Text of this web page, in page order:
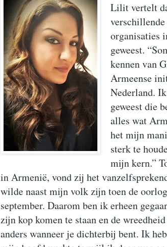
Lilit vertelt
organisaties
geweest.
kennen van
Armeense
Nederland.
geweest die
alles wat
het mijn
sterk te
mijn kern.”
in Armenië, vond zij het
wilde naast mijn volk zijn toen de
september. Daarom ben ik erheen
zijn kop komen te staan en de
anders wanneer je dichterbij bent. Ik